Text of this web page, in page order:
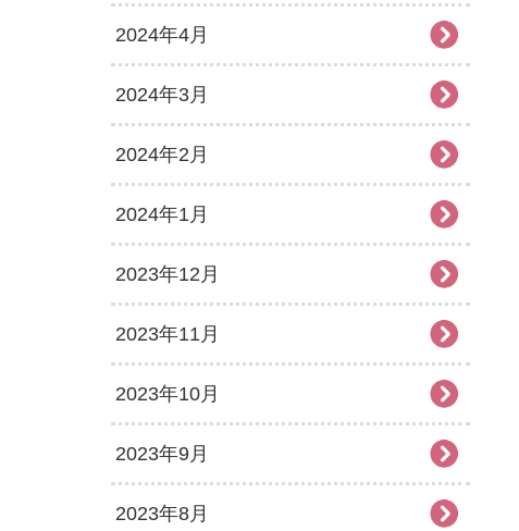
2024年4月
2024年3月
2024年2月
2024年1月
2023年12月
2023年11月
2023年10月
2023年9月
2023年8月